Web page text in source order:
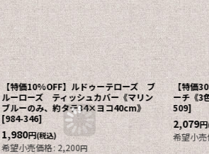
【特価10%OFF】ルドゥーテローズ ブ
ルーローズ ティッシュカバー《マリン
ブルーのみ、約タテ34×ヨコ40cm》
[984-346]
1,980円(税込)
希望小売価格: 2,200円
【特価
ーチ《3
509]
2,079円
希望小